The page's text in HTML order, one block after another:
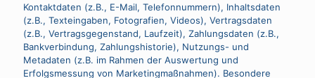
Kontaktdaten (z.B., E-Mail, Telefonnummern), Inhaltsdaten
(z.B., Texteingaben, Fotografien, Videos), Vertragsdaten
(z.B., Vertragsgegenstand, Laufzeit), Zahlungsdaten (z.B.,
Bankverbindung, Zahlungshistorie), Nutzungs- und
Metadaten (z.B. im Rahmen der Auswertung und
Erfolgsmessung von Marketingmaßnahmen). Besondere